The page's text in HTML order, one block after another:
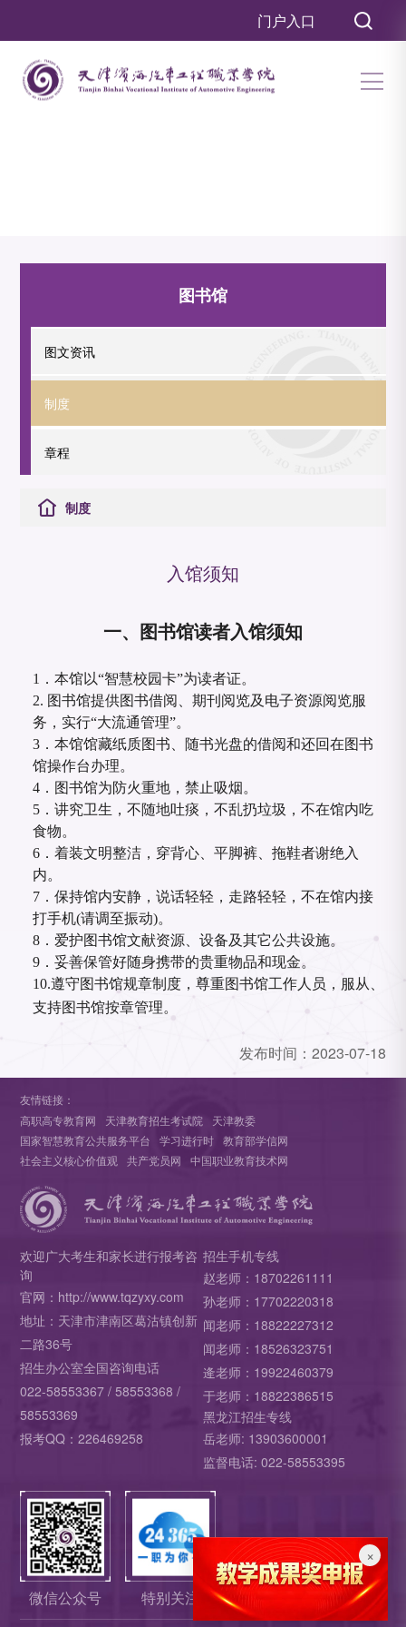
门户入口
图书馆
图文资讯
制度
章程
制度
入馆须知
一、图书馆读者入馆须知
1．本馆以“智慧校园卡”为读者证。
2. 图书馆提供图书借阅、期刊阅览及电子资源阅览服
务，实行“大流通管理”。
3．本馆馆藏纸质图书、随书光盘的借阅和还回在图书
馆操作台办理。
4．图书馆为防火重地，禁止吸烟。
5．讲究卫生，不随地吐痰，不乱扔垃圾，不在馆内吃
食物。
6．着装文明整洁，穿背心、平脚裤、拖鞋者谢绝入
内。
7．保持馆内安静，说话轻轻，走路轻轻，不在馆内接
打手机(请调至振动)。
8．爱护图书馆文献资源、设备及其它公共设施。
9．妥善保管好随身携带的贵重物品和现金。
10.遵守图书馆规章制度，尊重图书馆工作人员，服从、
支持图书馆按章管理。
发布时间： 2023-07-18
友情链接：
高职高专教育网
天津教育招生考试院
天津教委
国家智慧教育公共服务平台
学习进行时
教育部学信网
社会主义核心价值观
共产党员网 中国职业教育技术网
欢迎广大考生和家长进行报考咨
询
官网：http://www.tqzyxy.com
地址：天津市津南区葛沽镇创新
二路36号
招生办公室全国咨询电话
022-58553367 / 58553368 /
58553369
报考QQ：226469258
招生手机专线
赵老师：18702261111
孙老师：17702220318
闻老师：18822227312
闻老师：18526323751
逄老师：19922460379
于老师：18822386515
黑龙江招生专线
岳老师: 13903600001
监督电话: 022-58553395
微信公众号 特别关注
×